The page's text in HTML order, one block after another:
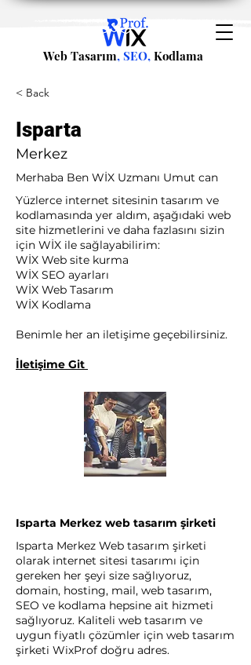
Web Tasarım, SEO, Kodlama
< Back
Isparta
Merkez
Merhaba Ben WİX Uzmanı Umut can
Yüzlerce internet sitesinin tasarım ve
kodlamasında yer aldım, aşağıdaki web
site hizmetlerini ve daha fazlasını sizin
için WİX ile sağlayabilirim:​ ​
WİX Web site kurma
WİX SEO ayarları
WİX Web Tasarım
WİX Kodlama ​
Benimle her an iletişime geçebilirsiniz.
İletişime Git
Isparta Merkez web tasarım şirketi
Isparta Merkez Web tasarım şirketi
olarak internet sitesi tasarımı için
gereken her şeyi size sağlıyoruz,
domain, hosting, mail, web tasarım,
SEO ve kodlama hepsine ait hizmeti
sağlıyoruz. Kaliteli web tasarım ve
uygun fiyatlı çözümler için web tasarım
şirketi WixProf doğru adres.